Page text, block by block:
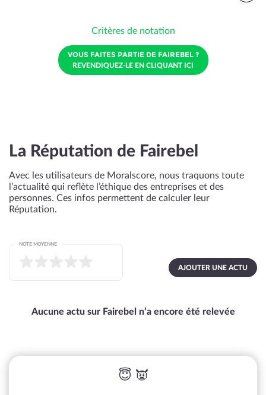
Critères de notation
VOUS FAITES PARTIE DE FAIREBEL ?
REVENDIQUEZ-LE EN CLIQUANT ICI
La Réputation de Fairebel
Avec les utilisateurs de Moralscore, nous traquons toute
l’actualité qui reflète l’éthique des entreprises et des
personnes. Ces infos permettent de calculer leur
Réputation.
AJOUTER UNE ACTU
NOTE MOYENNE
Aucune actu sur Fairebel n’a encore été relevée
😇 👿